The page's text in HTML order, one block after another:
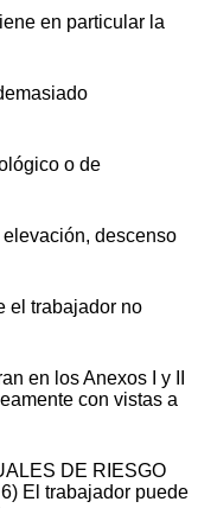
en particular la
o de
descenso
el trabajador no
en los Anexos I y II
con vistas a
DE RIESGO
El trabajador puede